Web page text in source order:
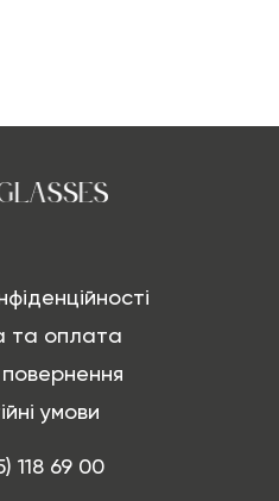
та оплата
умови
118 69 00